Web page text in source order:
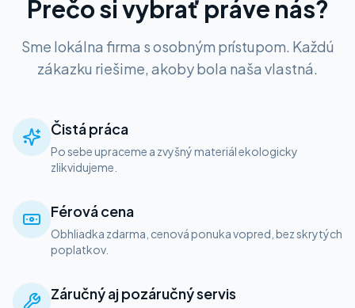
Prečo si vybrať práve nás?
Sme lokálna firma s osobným prístupom. Každú
zákazku riešime, akoby bola naša vlastná.
Čistá práca
Po sebe upraceme a zvyšný materiál ekologicky
zlikvidujeme.
Férová cena
Obhliadka zdarma, cenová ponuka vopred, bez skrytých
poplatkov.
Záručný aj pozáručný servis